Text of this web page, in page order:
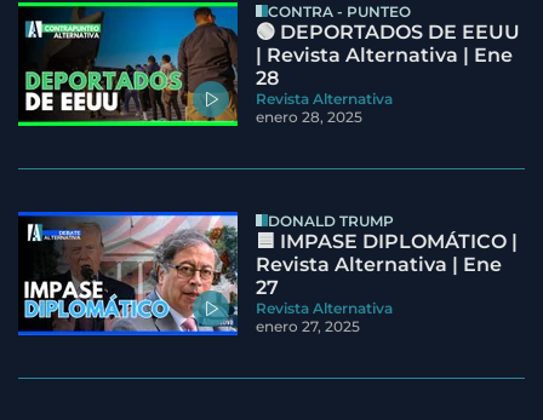
CONTRA - PUNTEO
🟢 DEPORTADOS DE EEUU
| Revista Alternativa | Ene
28
Revista Alternativa
enero 28, 2025
DONALD TRUMP
🟦 IMPASE DIPLOMÁTICO |
Revista Alternativa | Ene
27
Revista Alternativa
enero 27, 2025